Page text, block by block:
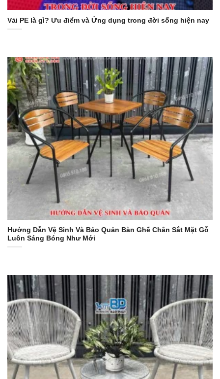
Vải PE là gì? Ưu điểm và Ứng dụng trong đời sống hiện nay
Hướng Dẫn Vệ Sinh Và Bảo Quản Bàn Ghế Chân Sắt Mặt Gỗ
Luôn Sáng Bóng Như Mới